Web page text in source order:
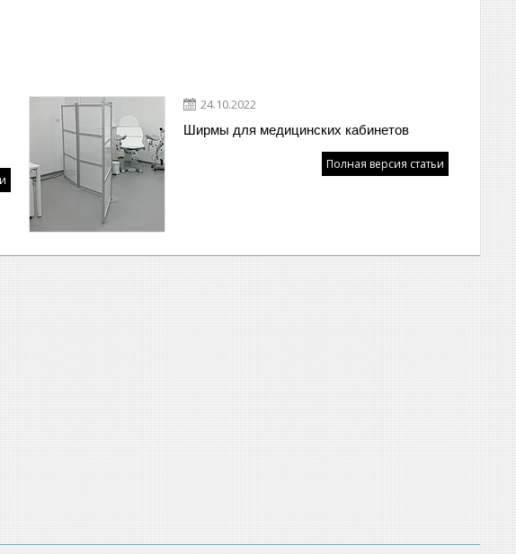
24.10.2022
Ширмы для медицинских кабинетов
Полная версия статьи